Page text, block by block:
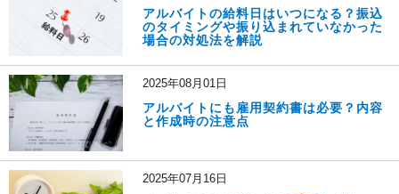
アルバイトの給料日はいつになる？振込
のタイミングや振り込まれていなかった
場合の対処法を解説
2025年08月01日
アルバイトにも雇用契約書は必要？内容
と作成時の注意点
2025年07月16日